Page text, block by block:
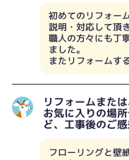
初めてのリフォー
説明・対応して頂
職人の方々にも丁
ました。
またリフォームす
リフォームまた
お気に入りの場
ど、工事後のご
フローリングと壁